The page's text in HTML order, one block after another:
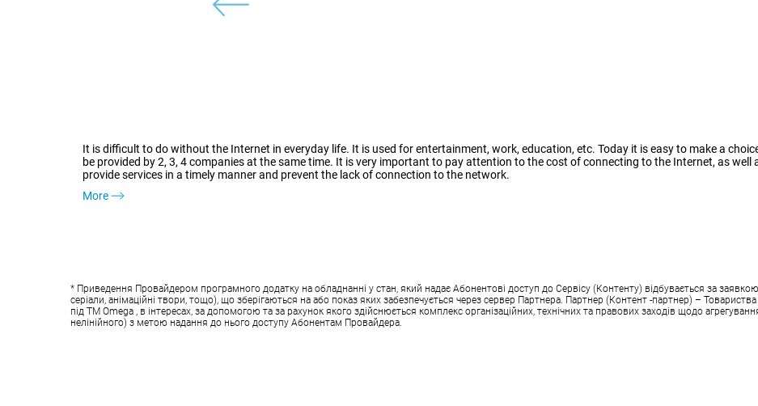
It is difficult to do without the Internet in everyday life. It is used for entertainment, work, education, etc. Today it is easy to make a
be provided by 2, 3, 4 companies at the same time. It is very important to pay attention to the cost of connecting to the Internet, as
provide services in a timely manner and prevent the lack of connection to the network.
More
* Приведення Провайдером програмного додатку на обладнанні у стан, який надає Абонентові доступ до Сервісу (Контенту) відбувається за
серіали, анімаційні твори, тощо), що зберігаються на або показ яких забезпечується через сервер Партнера. Партнер (Контент -партнер) –
під ТМ Omega , в інтересах, за допомогою та за рахунок якого здійснюється комплекс організаційних, технічних та правових заходів щодо
нелінійного) з метою надання до нього доступу Абонентам Провайдера.